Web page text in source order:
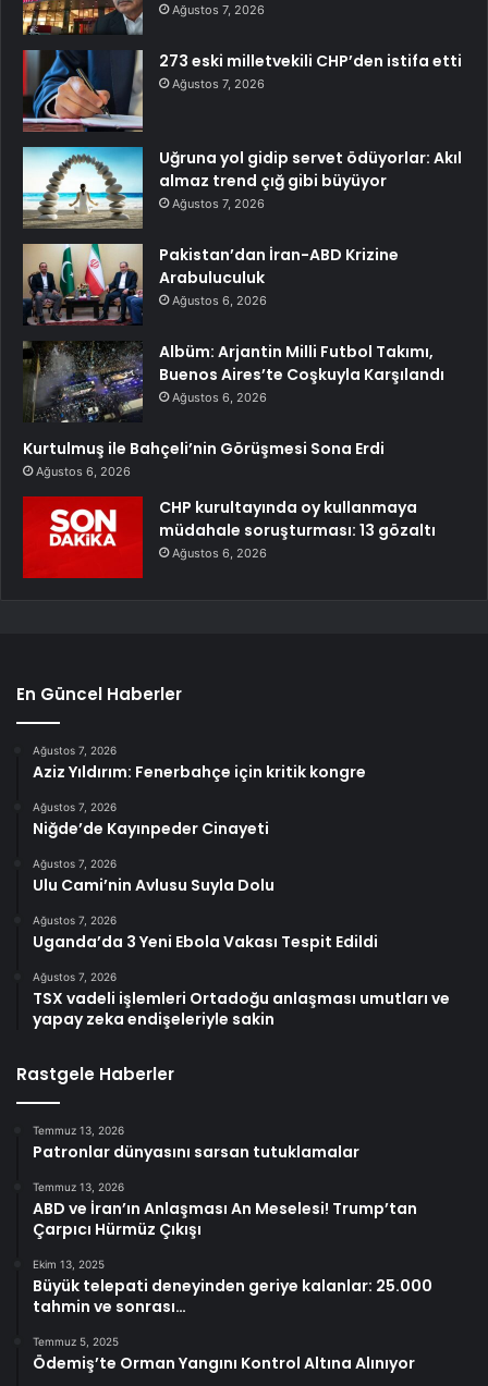
Ağustos 7, 2026
273 eski milletvekili CHP’den istifa etti
Ağustos 7, 2026
Uğruna yol gidip servet ödüyorlar: Akıl
almaz trend çığ gibi büyüyor
Ağustos 7, 2026
Pakistan’dan İran-ABD Krizine
Arabuluculuk
Ağustos 6, 2026
Albüm: Arjantin Milli Futbol Takımı,
Buenos Aires’te Coşkuyla Karşılandı
Ağustos 6, 2026
Kurtulmuş ile Bahçeli’nin Görüşmesi Sona Erdi
Ağustos 6, 2026
CHP kurultayında oy kullanmaya
müdahale soruşturması: 13 gözaltı
Ağustos 6, 2026
En Güncel Haberler
Ağustos 7, 2026
Aziz Yıldırım: Fenerbahçe için kritik kongre
Ağustos 7, 2026
Niğde’de Kayınpeder Cinayeti
Ağustos 7, 2026
Ulu Cami’nin Avlusu Suyla Dolu
Ağustos 7, 2026
Uganda’da 3 Yeni Ebola Vakası Tespit Edildi
Ağustos 7, 2026
TSX vadeli işlemleri Ortadoğu anlaşması umutları ve
yapay zeka endişeleriyle sakin
Rastgele Haberler
Temmuz 13, 2026
Patronlar dünyasını sarsan tutuklamalar
Temmuz 13, 2026
ABD ve İran’ın Anlaşması An Meselesi! Trump’tan
Çarpıcı Hürmüz Çıkışı
Ekim 13, 2025
Büyük telepati deneyinden geriye kalanlar: 25.000
tahmin ve sonrası…
Temmuz 5, 2025
Ödemiş’te Orman Yangını Kontrol Altına Alınıyor